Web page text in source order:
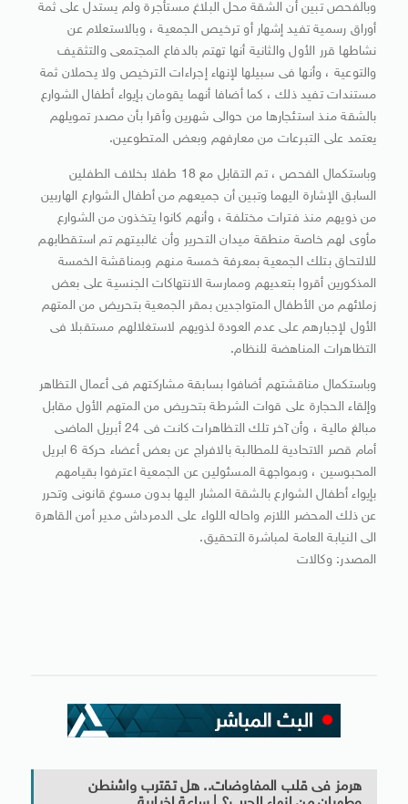
وبالفحص تبين أن الشقة محل البلاغ مستأجرة ولم يستدل على ثمة
أوراق رسمية تفيد إشهار أو ترخيص الجمعية ، وبالاستعلام عن
نشاطها قرر الأول والثانية أنها تهتم بالدفاع المجتمعى والتثقيف
والتوعية ، وأنها فى سبيلها لإنهاء إجراءات الترخيص ولا يحملان ثمة
مستندات تفيد ذلك ، كما أضافا أنهما يقومان بإيواء أطفال الشوارع
بالشقة منذ استئجارها من حوالى شهرين وأقرا بأن مصدر تمويلهم
يعتمد على التبرعات من معارفهم وبعض المتطوعين.
وباستكمال الفحص ، تم التقابل مع 18 طفلا بخلاف الطفلين
السابق الإشارة اليهما وتبين أن جميعهم من أطفال الشوارع الهاربين
من ذويهم منذ فترات مختلفة ، وأنهم كانوا يتخذون من الشوارع
مأوى لهم خاصة منطقة ميدان التحرير وأن غالبيتهم تم استقطابهم
للالتحاق بتلك الجمعية بمعرفة خمسة منهم وبمناقشة الخمسة
المذكورين أقروا بتعديهم وممارسة الانتهاكات الجنسية على بعض
زملائهم من الأطفال المتواجدين بمقر الجمعية بتحريض من المتهم
الأول لإجبارهم على عدم العودة لذويهم لاستغلالهم مستقبلا فى
التظاهرات المناهضة للنظام.
وباستكمال مناقشتهم أضافوا بسابقة مشاركتهم فى أعمال التظاهر
وإلقاء الحجارة على قوات الشرطة بتحريض من المتهم الأول مقابل
مبالغ مالية ، وأن آخر تلك التظاهرات كانت فى 24 أبريل الماضى
أمام قصر الاتحادية للمطالبة بالافراج عن بعض أعضاء حركة 6 ابريل
المحبوسين ، وبمواجهة المسئولين عن الجمعية اعترفوا بقيامهم
بإيواء أطفال الشوارع بالشقة المشار اليها بدون مسوغ قانونى وتحرر
عن ذلك المحضر اللازم واحاله اللواء على الدمرداش مدير أمن القاهرة
الى النيابة العامة لمباشرة التحقيق.
المصدر: وكالات
هرمز فى قلب المفاوضات.. هل تقترب واشنطن